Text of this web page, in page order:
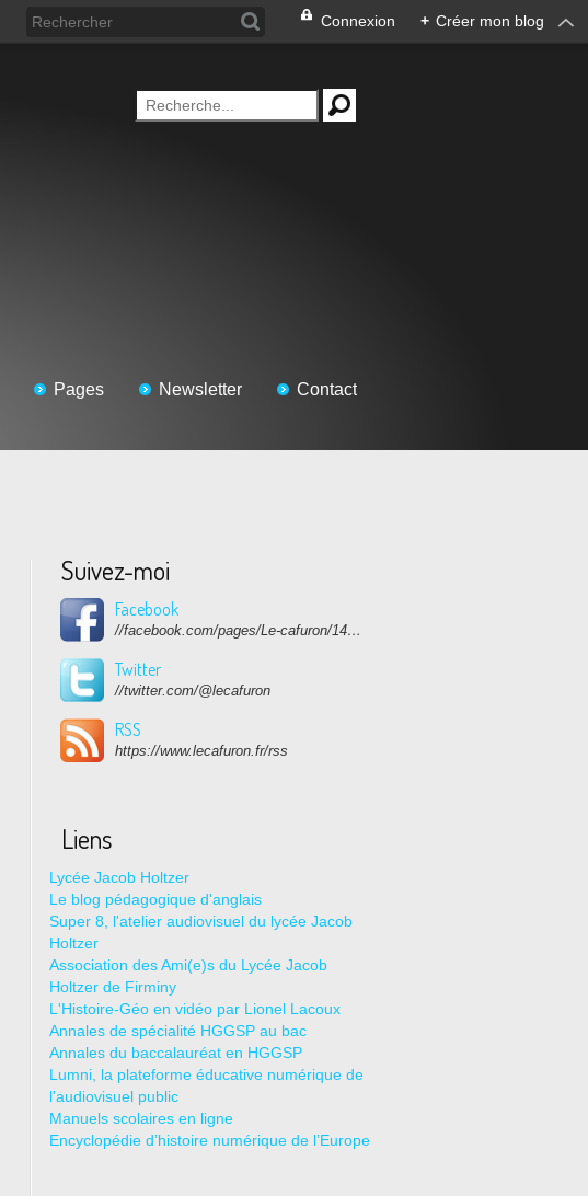
Connexion + Créer mon blog
Pages Newsletter Contact
Suivez-moi
Facebook
//facebook.com/pages/Le-cafuron/1415682768741632
Twitter
//twitter.com/@lecafuron
RSS
https://www.lecafuron.fr/rss
Liens
Lycée Jacob Holtzer
Le blog pédagogique d'anglais
Super 8, l'atelier audiovisuel du lycée Jacob
Holtzer
Association des Ami(e)s du Lycée Jacob
Holtzer de Firminy
L'Histoire-Géo en vidéo par Lionel Lacoux
Annales de spécialité HGGSP au bac
Annales du baccalauréat en HGGSP
Lumni, la plateforme éducative numérique de
l'audiovisuel public
Manuels scolaires en ligne
Encyclopédie d’histoire numérique de l’Europe